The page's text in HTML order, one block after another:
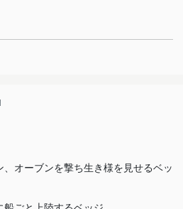
オーブンを撃ち生き様を見せるベッ